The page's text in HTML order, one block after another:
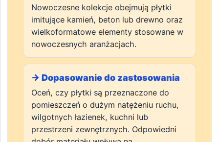
→ Format, wzornictwo i kolekcje
Porównaj dostępne formaty płytek,
wzory i wykończenia powierzchni.
Nowoczesne kolekcje obejmują płytki
imitujące kamień, beton lub drewno oraz
nowoczesnych aranżacjach.
→ Dopasowanie do zastosowania
Oceń, czy płytki są przeznaczone do